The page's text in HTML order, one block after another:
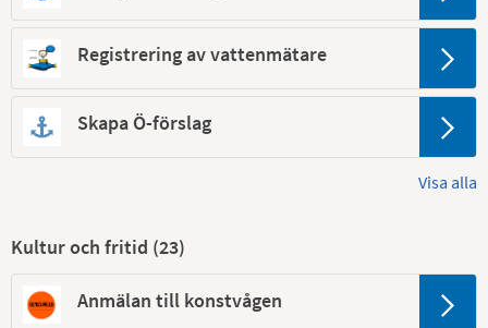
Registrering av vattenmätare
Skapa Ö-förslag
Visa alla
Kultur och fritid (23)
Anmälan till konstvågen